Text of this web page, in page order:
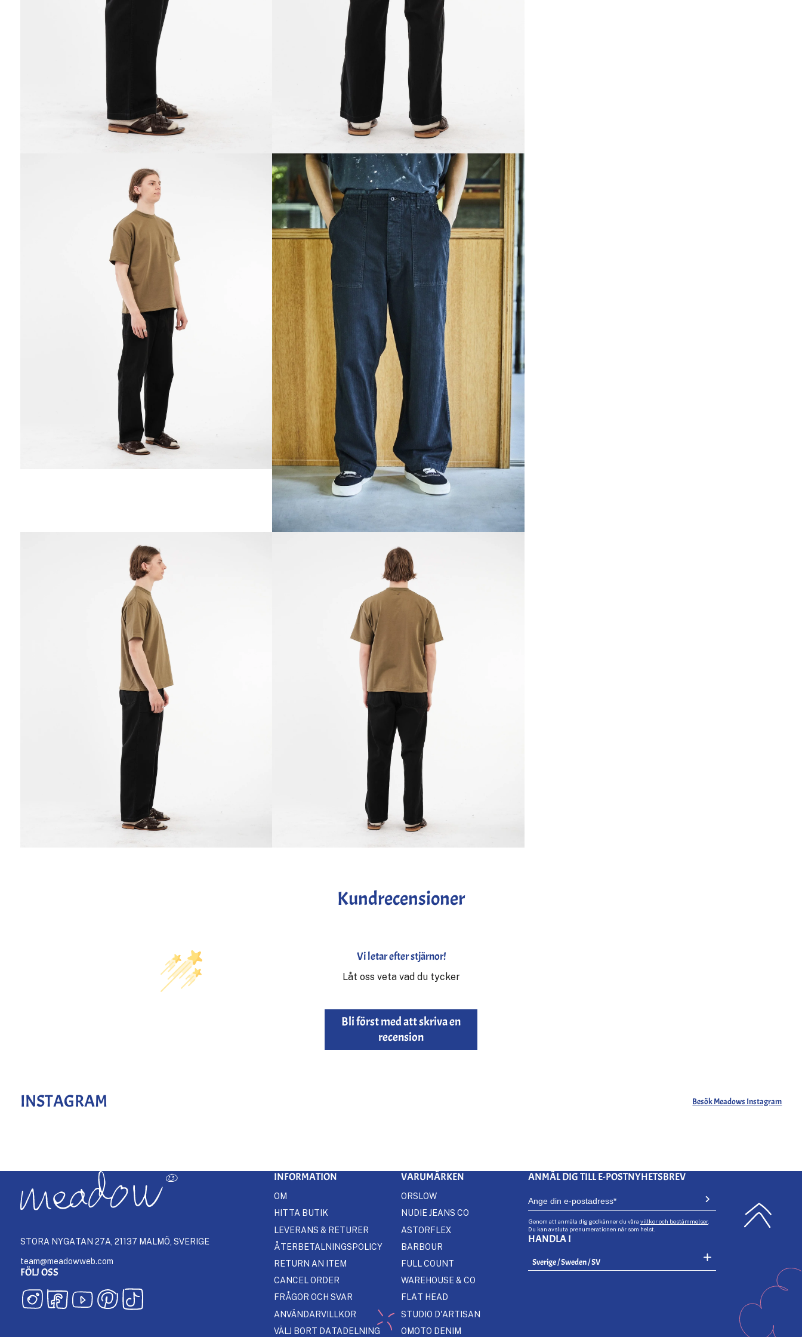
Kundrecensioner
Vi letar efter stjärnor!
Låt oss veta vad du tycker
Bli först med att skriva en
recension
INSTAGRAM Besök Meadows Instagram
STORA NYGATAN 27A, 21137 MALMÖ, SVERIGE
team@meadowweb.com
FÖLJ OSS
ANMÄL DIG TILL E-POSTNYHETSBREV
Genom att anmäla dig godkänner du våra villkor och bestämmelser.
Du kan avsluta prenumerationen när som helst.
HANDLA I
Select Your Region:
Sverige / Sweden / SV
INFORMATION
OM
HITTA BUTIK
LEVERANS & RETURER
ÅTERBETALNINGSPOLICY
RETURN AN ITEM
CANCEL ORDER
FRÅGOR OCH SVAR
ANVÄNDARVILLKOR
VÄLJ BORT DATADELNING
VARUMÄRKEN
ORSLOW
NUDIE JEANS CO
ASTORFLEX
BARBOUR
FULL COUNT
WAREHOUSE & CO
FLAT HEAD
STUDIO D'ARTISAN
OMOTO DENIM